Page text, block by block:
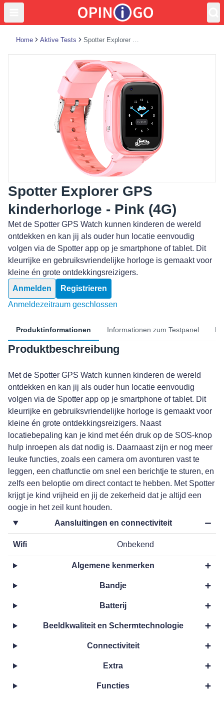
Home Aktive Tests
Spotter Explorer GPS
kinderhorloge - Pink (4G)
Met de Spotter GPS Watch kunnen kinderen de wereld
ontdekken en kan jij als ouder hun locatie eenvoudig
volgen via de Spotter app op je smartphone of tablet. Dit
kleurrijke en gebruiksvriendelijke horloge is gemaakt voor
kleine én grote ontdekkingsreizigers.
Anmelden
Registrieren
Anmeldezeitraum geschlossen
Produktinformationen Informationen zum Testpanel
Produktbeschreibung
Met de Spotter GPS Watch kunnen kinderen de wereld
ontdekken en kan jij als ouder hun locatie eenvoudig
volgen via de Spotter app op je smartphone of tablet. Dit
kleurrijke en gebruiksvriendelijke horloge is gemaakt voor
kleine én grote ontdekkingsreizigers. Naast
locatiebepaling kan je kind met één druk op de SOS-knop
hulp inroepen als dat nodig is. Daarnaast zijn er nog meer
leuke functies, zoals een camera om avonturen vast te
leggen, een chatfunctie om snel een berichtje te sturen, en
zelfs een beloptie om direct contact te hebben. Met Spotter
krijgt je kind vrijheid en jij de zekerheid dat je altijd een
oogje in het zeil kunt houden.
Aansluitingen en connectiviteit
Wifi Onbekend
Algemene kenmerken
Bandje
Batterij
Beeldkwaliteit en Schermtechnologie
Connectiviteit
Extra
Functies